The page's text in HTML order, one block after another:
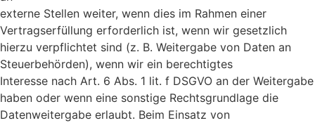
externe Stellen weiter, wenn dies im Rahmen einer
Vertragserfüllung erforderlich ist, wenn wir gesetzlich
hierzu verpflichtet sind (z. B. Weitergabe von Daten an
Steuerbehörden), wenn wir ein berechtigtes
Interesse nach Art. 6 Abs. 1 lit. f DSGVO an der Weitergabe
haben oder wenn eine sonstige Rechtsgrundlage die
Datenweitergabe erlaubt. Beim Einsatz von